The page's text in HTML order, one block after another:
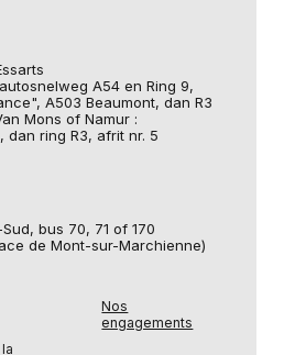
A54 en Ring 9,
A503 Beaumont, dan R3
Mons of Namur :
dan ring R3, afrit nr. 5
bus 70, 71 of 170
de Mont-sur-Marchienne)
Nos
engagements